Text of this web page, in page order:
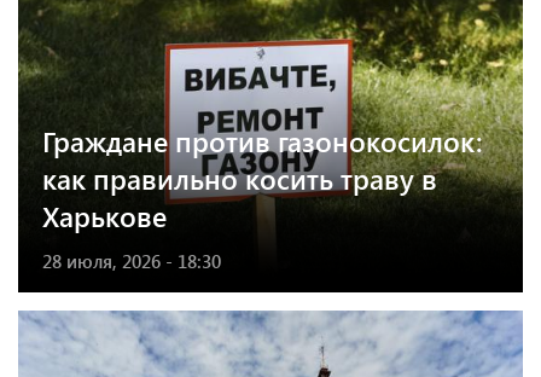
Граждане против газонокосилок:
как правильно косить траву в
Харькове
28 июля, 2026 - 18:30